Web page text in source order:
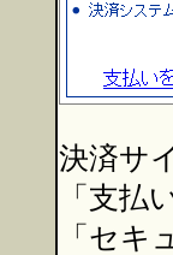
決済サ
「支払
「セキ